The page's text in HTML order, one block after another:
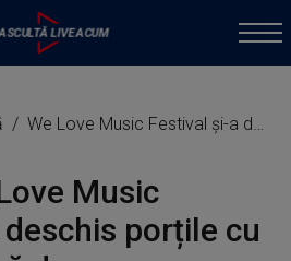
We Love Music Festival și-a deschis porțile cu o primă seară de mega distracție. Intrarea e liberă, petrecerea continuă și sâmbătă
Music
porțile cu